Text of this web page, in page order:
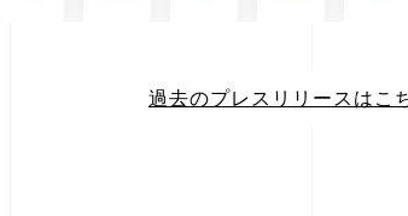
過去のプレスリリースはこ